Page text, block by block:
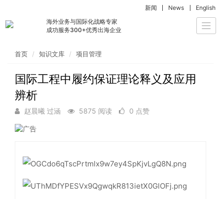
海外业务与国际化战略专家
成功服务300+优秀出海企业
新闻 News English
首页 知识文库 项目管理
国际工程中履约保证理论释义及应用
辨析
赵晨曦 过涵 5875 阅读 0 点赞